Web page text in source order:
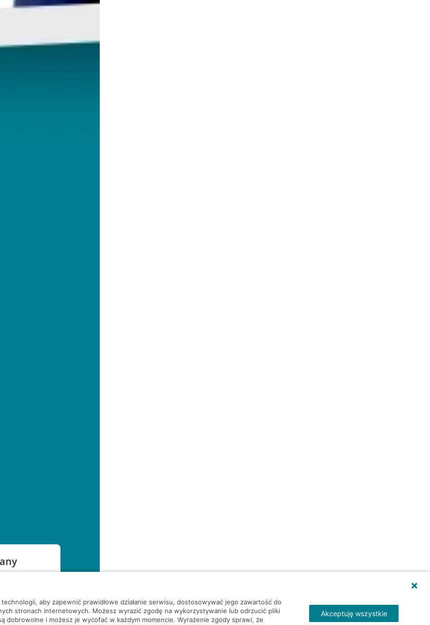
aby zapewnić prawidłowe działanie serwisu, dostosowywać jego zawartość do
stronach internetowych. Możesz wyrazić zgodę na wykorzystywanie lub odrzucić pliki
dobrowolne i możesz je wycofać w każdym momencie. Wyrażenie zgody sprawi, że
Akceptuję wszystkie